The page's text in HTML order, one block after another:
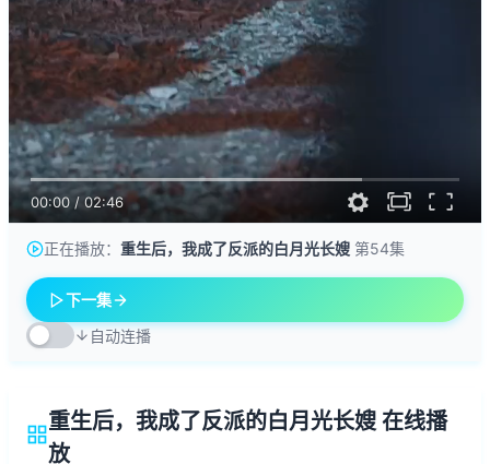
00:00 / 02:46
正在播放： 重生后，我成了反派的白月光长嫂 第54集
下一集
自动连播
重生后，我成了反派的白月光长嫂 在线播
放